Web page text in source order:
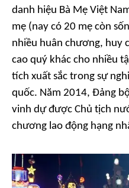
danh hiệu Bà Mẹ Việt
mẹ (nay có 20 mẹ còn
nhiều huân chương, huy
cao quý khác cho nhiều
tích xuất sắc trong sự
quốc. Năm 2014, Đảng
vinh dự được Chủ tịch
chương lao động hạng